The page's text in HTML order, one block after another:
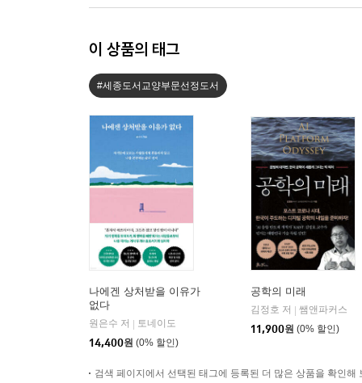
이 상품의 태그
#세종도서교양부문선정도서
나에겐 상처받을 이유가
없다
원은수 저 | 토네이도
14,400원 (0% 할인)
공학의 미래
김정호 저 | 쌤앤파커스
11,900원 (0% 할인)
검색 페이지에서 선택된 태그에 등록된 더 많은 상품을 확인해